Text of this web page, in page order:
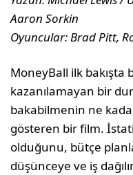
Aaron Sorkin
Oyuncular: Brad Pitt,
MoneyBall ilk bakışta
kazanılamayan bir
bakabilmenin ne
gösteren bir film.
olduğunu, bütçe
düşünceye ve iş